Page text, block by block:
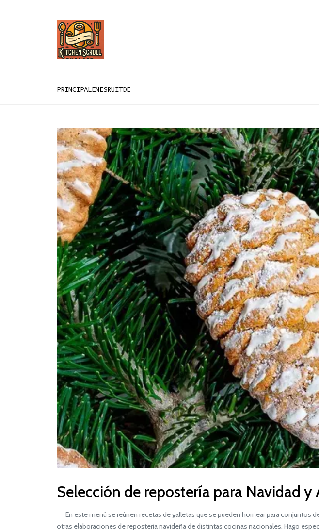
PRINCIPAL ENESRUITDE
Selección de repostería para Navidad y
En este menú se reúnen recetas de galletas que se pueden hornear para conjuntos
otras elaboraciones de repostería navideña de distintas cocinas nacionales. Hago